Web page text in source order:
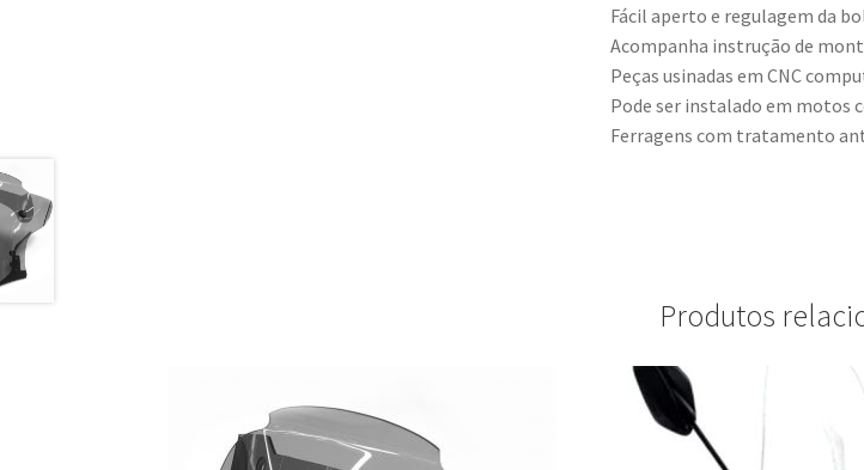
Fácil aperto e regulagem da
Acompanha instrução de
Peças usinadas em CNC
Pode ser instalado em motos
Ferragens com tratamento
Produtos